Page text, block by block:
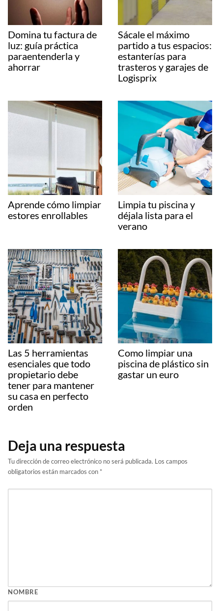
Domina tu factura de
luz: guía práctica
paraentenderla y
ahorrar
Sácale el máximo
partido a tus espacios:
estanterías para
trasteros y garajes de
Logisprix
Aprende cómo limpiar
estores enrollables
Limpia tu piscina y
déjala lista para el
verano
Las 5 herramientas
esenciales que todo
propietario debe
tener para mantener
su casa en perfecto
orden
Como limpiar una
piscina de plástico sin
gastar un euro
Deja una respuesta
Tu dirección de correo electrónico no será publicada. Los campos
obligatorios están marcados con *
NOMBRE